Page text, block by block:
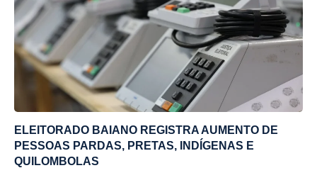
ELEITORADO BAIANO REGISTRA AUMENTO DE
PESSOAS PARDAS, PRETAS, INDÍGENAS E
QUILOMBOLAS